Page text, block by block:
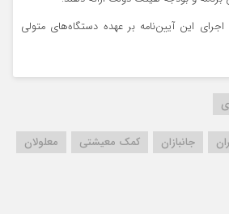
اجرای این آیین‌نامه بر عهده دستگاه‌های متولی
جانبازان کمک معیشتی معلولان